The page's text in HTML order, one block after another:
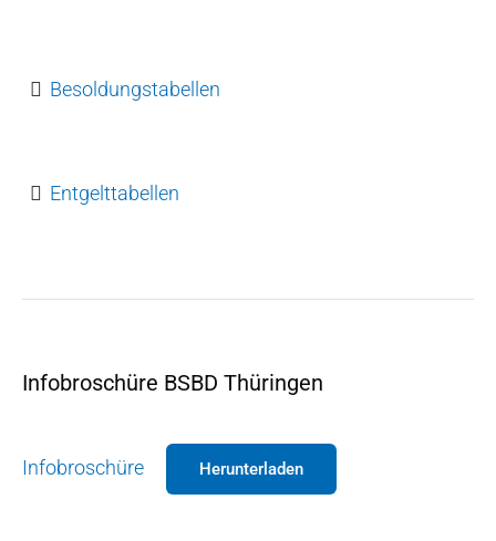
Besoldungstabellen
Entgelttabellen
Infobroschüre BSBD Thüringen
Infobroschüre Herunterladen